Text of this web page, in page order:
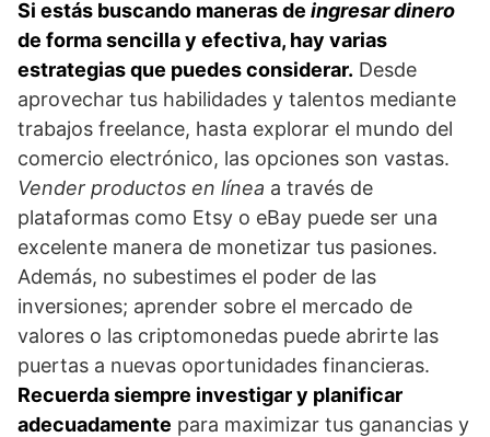
Si estás buscando maneras de ingresar dinero
de forma sencilla y efectiva, hay varias
estrategias que puedes considerar. Desde
aprovechar tus habilidades y talentos mediante
trabajos freelance, hasta explorar el mundo del
comercio electrónico, las opciones son vastas.
Vender productos en línea a través de
plataformas como Etsy o eBay puede ser una
excelente manera de monetizar tus pasiones.
Además, no subestimes el poder de las
inversiones; aprender sobre el mercado de
valores o las criptomonedas puede abrirte las
puertas a nuevas oportunidades financieras.
Recuerda siempre investigar y planificar
adecuadamente para maximizar tus ganancias y